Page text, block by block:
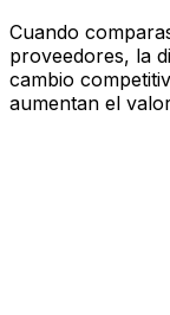
Cuando
proveedores, la
cambio
aumentan el